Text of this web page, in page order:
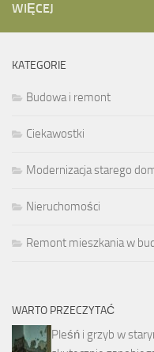
WIĘCEJ
KATEGORIE
Budowa i remont
Ciekawostki
Modernizacja starego
Nieruchomości
Remont mieszkania w
WARTO PRZECZYTAĆ
Pleśń i grzyb w